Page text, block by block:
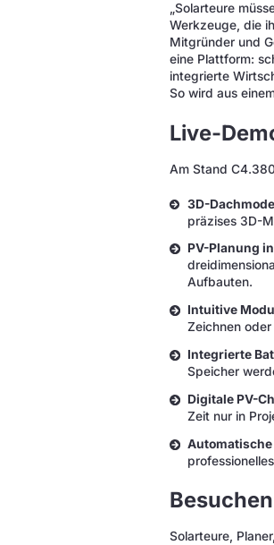
„Solarteure
Werkzeuge, die
Mitgründer und
eine Plattform:
integrierte
So wird aus
Live-
Am Stand
3D-
präzises 3D-
PV-Planung
Aufbauten.
Intuitive
Zeichnen
Integrierte
Speicher
Digitale PV-
Zeit nur in
Solarteure,